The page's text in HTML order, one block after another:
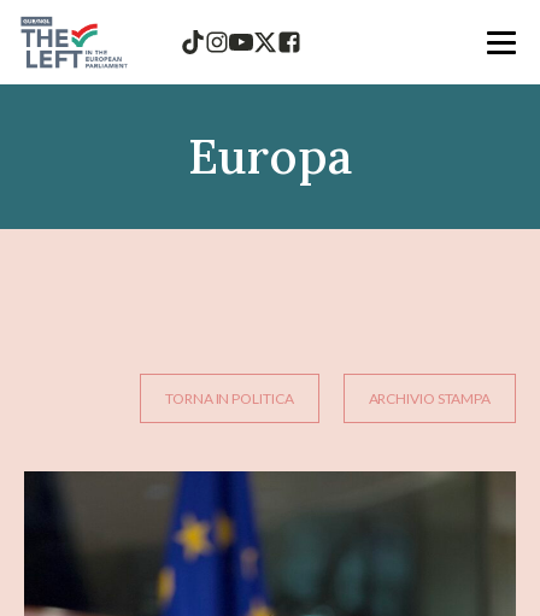
Europa
TORNA IN POLITICA ARCHIVIO STAMPA